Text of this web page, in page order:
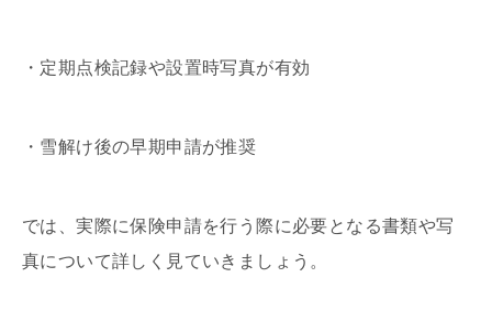
・定期点検記録や設置時写真が有効
・雪解け後の早期申請が推奨
では、実際に保険申請を行う際に必要となる書類や写
真について詳しく見ていきましょう。